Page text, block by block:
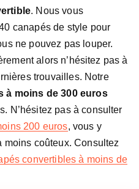
. Nous vous
canapés de style pour
ne pouvez pas louper.
alors n’hésitez pas à
trouvailles. Notre
à moins de 300 euros
N’hésitez pas à consulter
200 euros, vous y
moins coûteux. Consultez
convertibles à moins de